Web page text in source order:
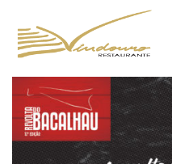
VINDOURO
CARTA
COZINHA E VINHOS